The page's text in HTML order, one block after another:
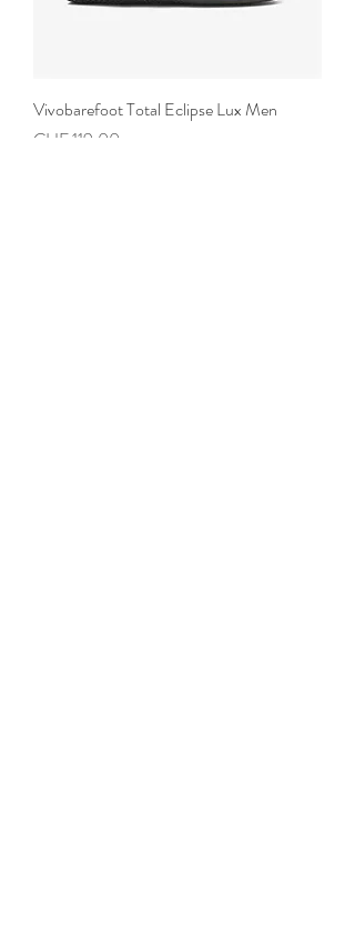
Vivobarefoot Total Eclipse Lux Men
Preis
CHF 119.00